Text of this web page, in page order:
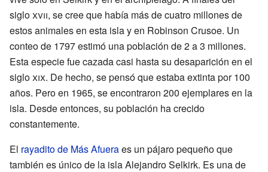
sigloxvii, se cree que había más de cuatro millones de
estos animales en esta isla y en Robinson Crusoe. Un
conteo de 1797 estimó una población de 2 a 3 millones.
Esta especie fue cazada casi hasta su desaparición en el
sigloxix. De hecho, se pensó que estaba extinta por 100
años. Pero en 1965, se encontraron 200 ejemplares en la
isla. Desde entonces, su población ha crecido
constantemente.
El rayadito de Más Afueraes un pájaro pequeño que
también es único de la isla Alejandro Selkirk. Es una de